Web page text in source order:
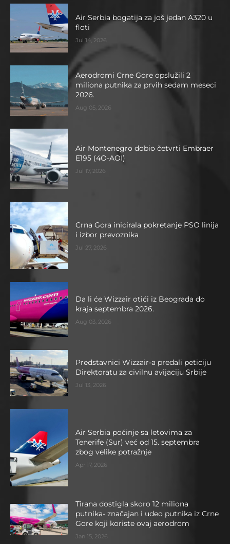
Air Serbia bogatija za još jedan A320 u
floti
Jul 14, 2026
Aerodromi Crne Gore opslužili 2
miliona putnika za prvih sedam meseci
2026.
Aug 05, 2026
Air Montenegro dobio četvrti Embraer
E195 (4O-AOI)
Jul 17, 2026
Crna Gora inicirala pokretanje PSO linija
i izbor prevoznika
Jul 27, 2026
Da li će Wizzair otići iz Beograda do
kraja septembra 2026.
Aug 03, 2026
Predstavnici Wizzair-a predali peticiju
Direktoratu za civilnu avijaciju Srbije
Jul 13, 2026
Air Serbia počinje sa letovima za
Tenerife (Sur) već od 15. septembra
zbog velike potražnje
Apr 17, 2026
Tirana dostigla skoro 12 miliona
putnika- značajan i udeo putnika iz Crne
Gore koji koriste ovaj aerodrom
Jan 15, 2026